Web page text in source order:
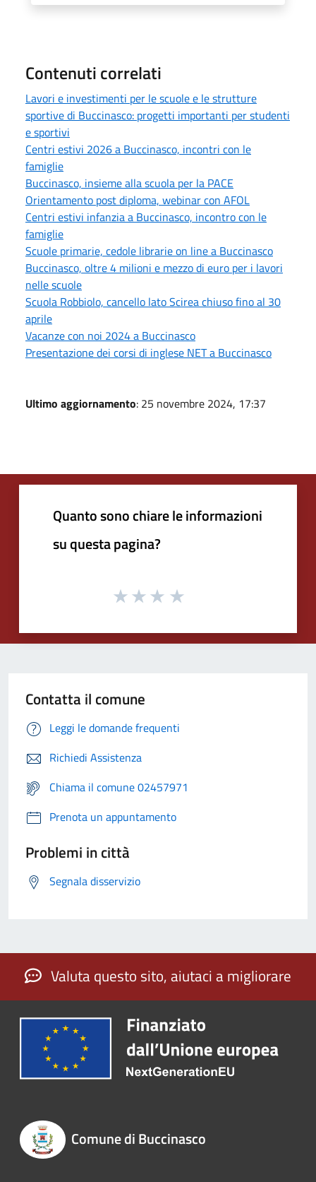
Contenuti correlati
Lavori e investimenti per le scuole e le strutture
sportive di Buccinasco: progetti importanti per studenti
e sportivi
Centri estivi 2026 a Buccinasco, incontri con le
famiglie
Buccinasco, insieme alla scuola per la PACE
Orientamento post diploma, webinar con AFOL
Centri estivi infanzia a Buccinasco, incontro con le
famiglie
Scuole primarie, cedole librarie on line a Buccinasco
Buccinasco, oltre 4 milioni e mezzo di euro per i lavori
nelle scuole
Scuola Robbiolo, cancello lato Scirea chiuso fino al 30
aprile
Vacanze con noi 2024 a Buccinasco
Presentazione dei corsi di inglese NET a Buccinasco
Ultimo aggiornamento: 25 novembre 2024, 17:37
Quanto sono chiare le informazioni
su questa pagina?
Contatta il comune
Leggi le domande frequenti
Richiedi Assistenza
Chiama il comune 02457971
Prenota un appuntamento
Problemi in città
Segnala disservizio
Valuta questo sito, aiutaci a migliorare
Comune di Buccinasco